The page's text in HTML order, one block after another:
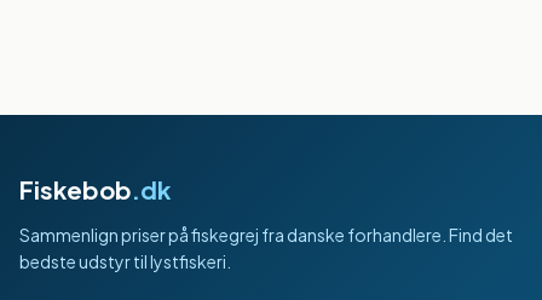
Fiskebob.dk
Sammenlign priser på fiskegrej fra danske forhandlere. Find det
bedste udstyr til lystfiskeri.